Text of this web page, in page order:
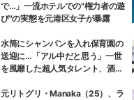
で…」一流ホテルでの"権力者の遊
び"の実態を元港区女子が暴露
水筒にシャンパンを入れ保育園の
送迎に…「アル中だと思う」一世
を風靡した超人気タレント、酒漬
元リトグリ・Manaka（25）、ラ